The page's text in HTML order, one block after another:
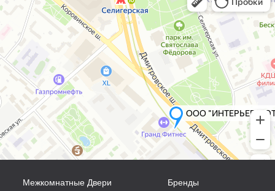
Межкомнатные Двери
Бренды